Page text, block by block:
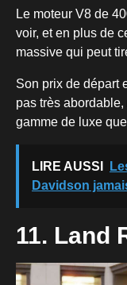
Le moteur V8 de
voir, et en plus de
massive qui peut
Son prix de départ
pas très
gamme de luxe
LIRE AUSSI
Davidson
11. Land